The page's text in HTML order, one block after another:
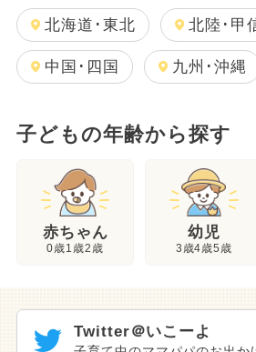
北海道･東北 北陸･甲
中国･四国 九州･沖縄
子どもの年齢から探す
赤ちゃん
0歳1歳2歳
幼児
3歳4歳5歳
Twitter＠いこーよ